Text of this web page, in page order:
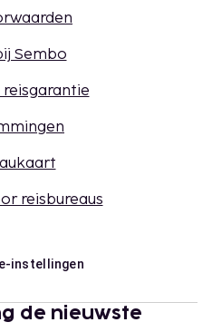
Sembo
reisgarantie
reisbureaus
instellingen
de nieuwste